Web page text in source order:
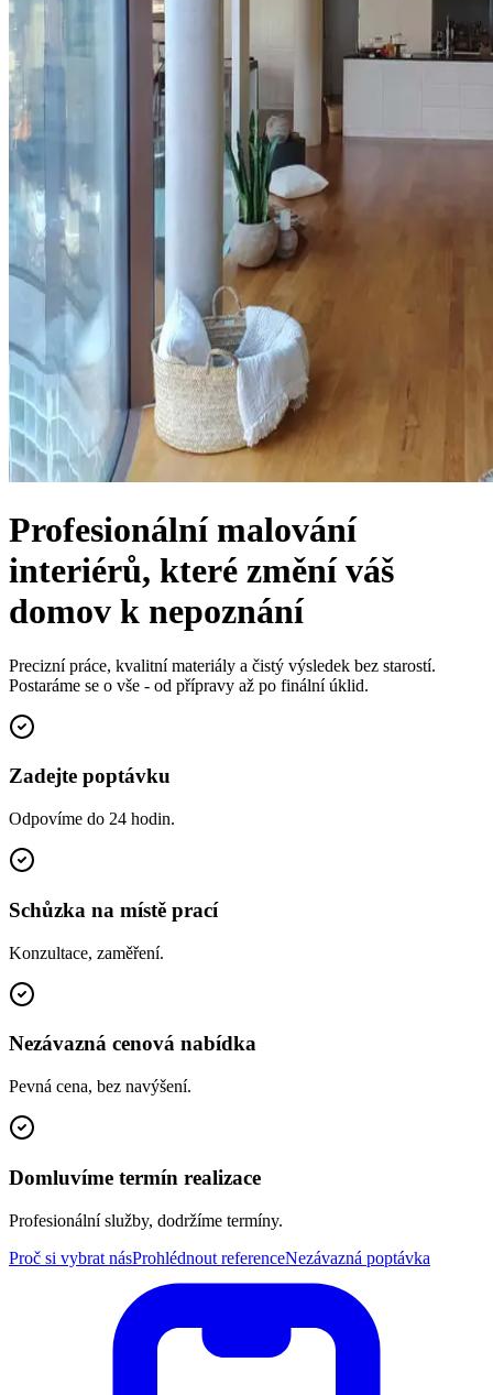
Profesionální malování
interiérů, které změní váš
domov k nepoznání
Precizní práce, kvalitní materiály a čistý výsledek bez starostí.
Postaráme se o vše - od přípravy až po finální úklid.
Zadejte poptávku
Odpovíme do 24 hodin.
Schůzka na místě prací
Konzultace, zaměření.
Nezávazná cenová nabídka
Pevná cena, bez navýšení.
Domluvíme termín realizace
Profesionální služby, dodržíme termíny.
Proč si vybrat násProhlédnout referenceNezávazná poptávka